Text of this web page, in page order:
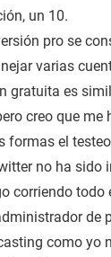
un 10.
pro se
varias
gratuita es
creo que me
formas el
no ha sido
corriendo todo
de
como yo